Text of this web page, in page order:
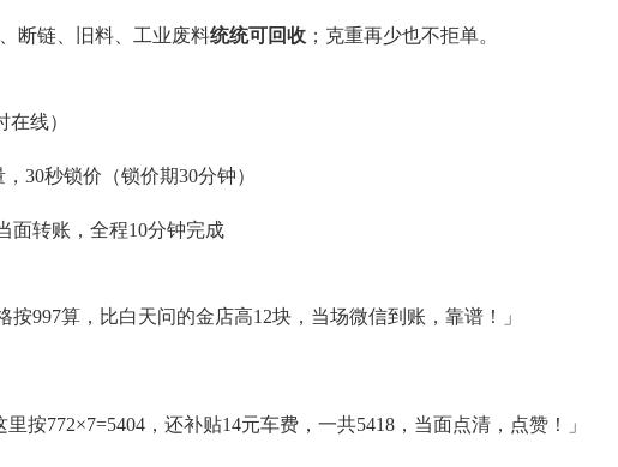
链、旧料、工业废料统统可回收 ；克重再少也不拒单。
在线）
30秒锁价（锁价期30分钟）
转账，全程10分钟完成
算，比白天问的金店高12块，当场微信到账，靠谱！」
772×7=5404，还补贴14元车费，一共5418，当面点清，点赞！」